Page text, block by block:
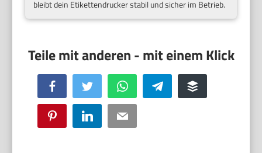
bleibt dein Etikettendrucker stabil und sicher im Betrieb.
Facebook Twitter WhatsApp Telegram Buffer
Pinterest LinkedIn Email